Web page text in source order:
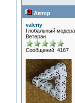
Автор
valeriy
Глобальный
Ветеран
Сообщений: 4167